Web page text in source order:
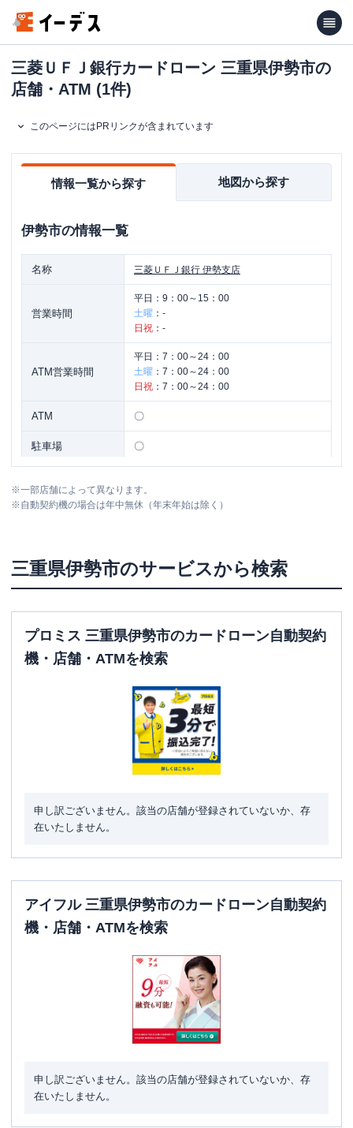
三菱ＵＦＪ銀行カードローン 三重県伊勢市の
店舗・ATM (1件)
このページにはPRリンクが含まれています
情報一覧から探す 地図から探す
伊勢市の情報一覧
名称 三菱ＵＦＪ銀行 伊勢支店
営業時間
平日： 9：00～15：00
土曜 ： -
日祝 ： -
ATM営業時間
平日： 7：00～24：00
土曜 ： 7：00～24：00
日祝 ： 7：00～24：00
ATM 〇
駐車場 〇
※一部店舗によって異なります。
※自動契約機の場合は年中無休（年末年始は除く）
三重県伊勢市のサービスから検索
プロミス 三重県伊勢市のカードローン自動契約
機・店舗・ATMを検索
申し訳ございません。該当の店舗が登録されていないか、存
在いたしません。
アイフル 三重県伊勢市のカードローン自動契約
機・店舗・ATMを検索
申し訳ございません。該当の店舗が登録されていないか、存
在いたしません。